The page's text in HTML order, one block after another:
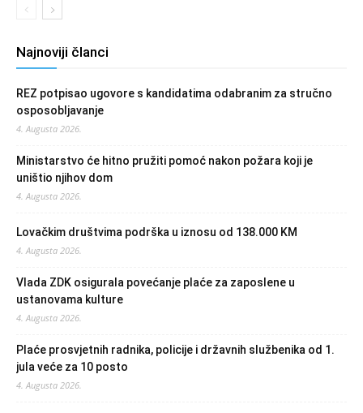
Najnoviji članci
REZ potpisao ugovore s kandidatima odabranim za stručno
osposobljavanje
4. Augusta 2026.
Ministarstvo će hitno pružiti pomoć nakon požara koji je
uništio njihov dom
4. Augusta 2026.
Lovačkim društvima podrška u iznosu od 138.000 KM
4. Augusta 2026.
Vlada ZDK osigurala povećanje plaće za zaposlene u
ustanovama kulture
4. Augusta 2026.
Plaće prosvjetnih radnika, policije i državnih službenika od 1.
jula veće za 10 posto
4. Augusta 2026.